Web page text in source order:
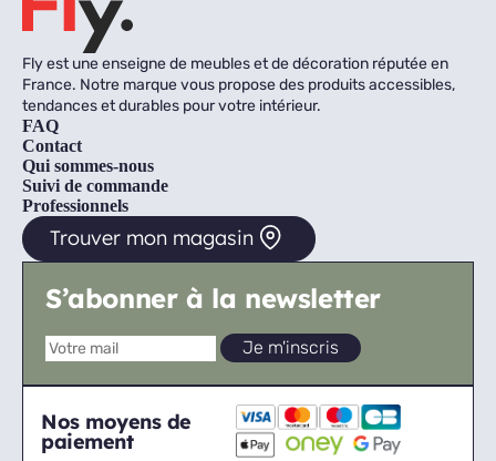
Fly est une enseigne de meubles et de décoration réputée en
France. Notre marque vous propose des produits accessibles,
tendances et durables pour votre intérieur.
FAQ
Contact
Qui sommes-nous
Suivi de commande
Professionnels
Trouver mon magasin
S’abonner à la newsletter
Nos moyens de
paiement